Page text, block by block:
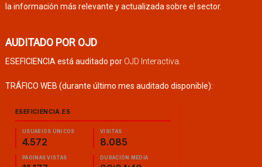
la información más relevante y actualizada sobre el sector.
AUDITADO POR OJD
ESEFICIENCIA está auditado por OJD Interactiva.
TRÁFICO WEB (durante último mes auditado disponible):